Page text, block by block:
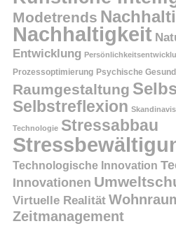
Modetrends
Nachhaltigkeit
Entwicklung
Prozessoptimierung Psychische
Raumgestaltung
Selbstreflexion
Technologie Stressabbau
Technologische Innovation
Innovationen
Virtuelle Realität
Zeitmanagement